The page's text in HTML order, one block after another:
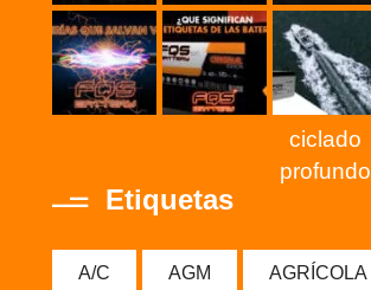
ciclado
profundo
Etiquetas
A/C AGM AGRÍCOLA